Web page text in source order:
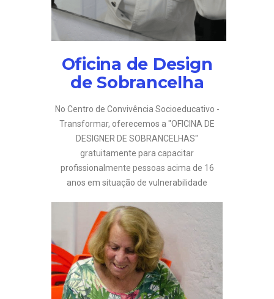
Oficina de Design
de Sobrancelha
No Centro de Convivência Socioeducativo -
Transformar, oferecemos a "OFICINA DE
DESIGNER DE SOBRANCELHAS"
gratuitamente para capacitar
profissionalmente pessoas acima de 16
anos em situação de vulnerabilidade